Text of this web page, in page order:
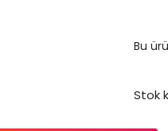
Bu
Stok